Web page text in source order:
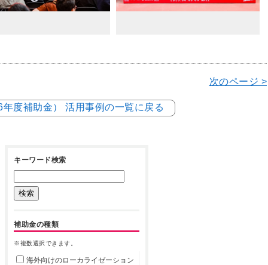
次のページ >
度補助金） 活用事例の一覧に戻る
キーワード検索
補助金の種類
※複数選択できます。
海外向けのローカライゼーション